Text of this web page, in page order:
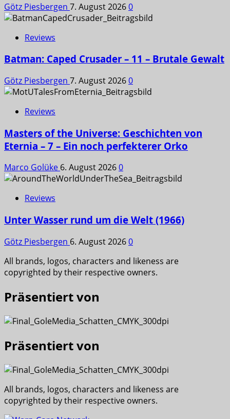
Götz Piesbergen 7. August 20260
Reviews
Batman: Caped Crusader – 11 – Brutale Gewalt
Götz Piesbergen 7. August 20260
Reviews
Masters of the Universe: Geschichten von
Eternia – 7 – Ein noch perfekterer Orko
Marco Golüke 6. August 20260
Reviews
Unter Wasser rund um die Welt (1966)
Götz Piesbergen 6. August 20260
All brands, logos, characters and likeness are
copyrighted by their respective owners.
Präsentiert von
Präsentiert von
All brands, logos, characters and likeness are
copyrighted by their respective owners.